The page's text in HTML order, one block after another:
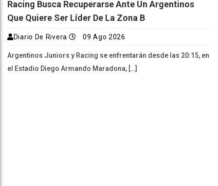
Racing Busca Recuperarse Ante Un Argentinos
Que Quiere Ser Líder De La Zona B
Diario De Rivera 09 Ago 2026
Argentinos Juniors y Racing se enfrentarán desde las 20:15, en
el Estadio Diego Armando Maradona, […]